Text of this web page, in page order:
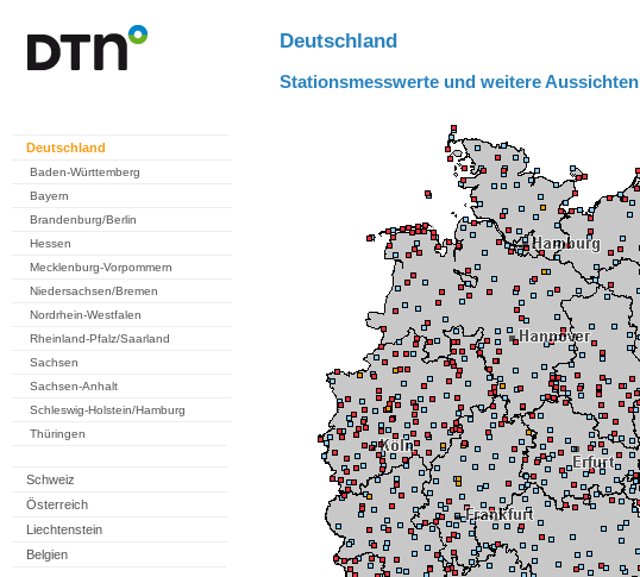
Deutschland
Baden-Württemberg
Bayern
Brandenburg/Berlin
Hessen
Mecklenburg-Vorpommern
Niedersachsen/Bremen
Nordrhein-Westfalen
Rheinland-Pfalz/Saarland
Sachsen
Sachsen-Anhalt
Schleswig-Holstein/Hamburg
Thüringen
Schweiz
Österreich
Liechtenstein
Belgien
Deutschland
Stationsmesswerte und weitere Aussichten